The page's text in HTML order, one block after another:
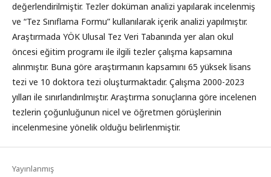
değerlendirilmiştir. Tezler doküman analizi yapılarak incelenmiş
ve “Tez Sınıflama Formu” kullanılarak içerik analizi yapılmıştır.
Araştırmada YÖK Ulusal Tez Veri Tabanında yer alan okul
öncesi eğitim programı ile ilgili tezler çalışma kapsamına
alınmıştır. Buna göre araştırmanın kapsamını 65 yüksek lisans
tezi ve 10 doktora tezi oluşturmaktadır. Çalışma 2000-2023
yılları ile sınırlandırılmıştır. Araştırma sonuçlarına göre incelenen
tezlerin çoğunluğunun nicel ve öğretmen görüşlerinin
incelenmesine yönelik olduğu belirlenmiştir.
Yayınlanmış